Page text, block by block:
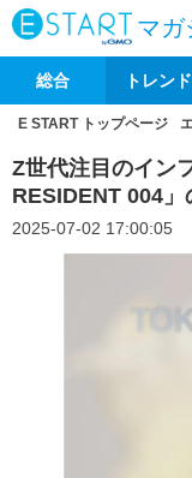
マガ
総合 トレンド
E START トップページ
Z世代注目のイン
RESIDENT 004」
2025-07-02 17:00:05